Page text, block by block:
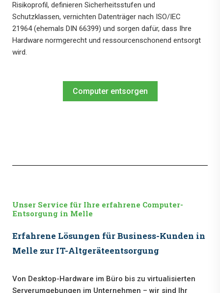
Risikoprofil, definieren Sicherheitsstufen und
Schutzklassen, vernichten Datenträger nach ISO/IEC
21964 (ehemals DIN 66399) und sorgen dafür, dass Ihre
Hardware normgerecht und ressourcenschonend entsorgt
wird.
Computer entsorgen
Unser Service für Ihre erfahrene Computer-
Entsorgung in Melle
Erfahrene Lösungen für Business-Kunden in
Melle zur IT-Altgeräteentsorgung
Von Desktop-Hardware im Büro bis zu virtualisierten
Serverumgebungen im Unternehmen – wir sind Ihr